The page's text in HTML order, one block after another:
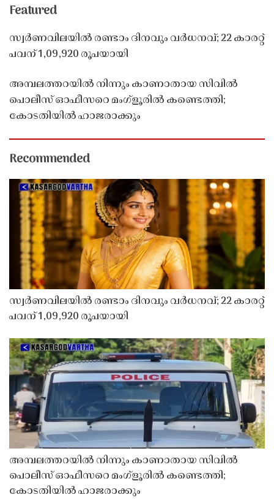
Featured
സ്വർണവിലയിൽ രണ്ടാം ദിനവും വർധനവ്; 22 കാരറ്റ്
പവന് 1,09,920 രൂപയായി
അമ്പലത്തറയിൽ നിന്നും കാണാതായ സിവിൽ
പൊലീസ് ഓഫീസറെ മംഗ്ളൂരിൽ കണ്ടെത്തി;
കോടതിയിൽ ഹാജരാക്കും
Recommended
സ്വർണവിലയിൽ രണ്ടാം ദിനവും വർധനവ്; 22 കാരറ്റ്
പവന് 1,09,920 രൂപയായി
അമ്പലത്തറയിൽ നിന്നും കാണാതായ സിവിൽ
പൊലീസ് ഓഫീസറെ മംഗ്ളൂരിൽ കണ്ടെത്തി;
കോടതിയിൽ ഹാജരാക്കും